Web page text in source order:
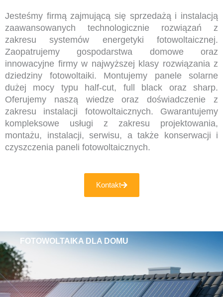
Jesteśmy firmą zajmującą się sprzedażą i instalacją
zaawansowanych technologicznie rozwiązań z
zakresu systemów energetyki fotowoltaicznej.
Zaopatrujemy gospodarstwa domowe oraz
innowacyjne firmy w najwyższej klasy rozwiązania z
dziedziny fotowoltaiki. Montujemy panele solarne
dużej mocy typu half-cut, full black oraz sharp.
Oferujemy naszą wiedze oraz doświadczenie z
zakresu instalacji fotowoltaicznych. Gwarantujemy
kompleksowe usługi z zakresu projektowania,
montażu, instalacji, serwisu, a także konserwacji i
czyszczenia paneli fotowoltaicznych.
Kontakt
FOTOWOLTAIKA DLA DOMU